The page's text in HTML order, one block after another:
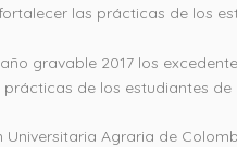
las prácticas de los
gravable 2017 los
de los estudiantes
Universitaria Agraria de